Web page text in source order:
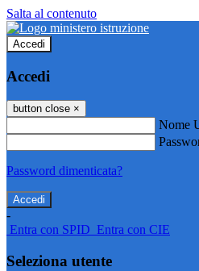
Salta al contenuto
Accedi
Accedi
button close ×
Nome
Password dimenticata?
-
Entra con SPID Entra con CIE
Seleziona utente